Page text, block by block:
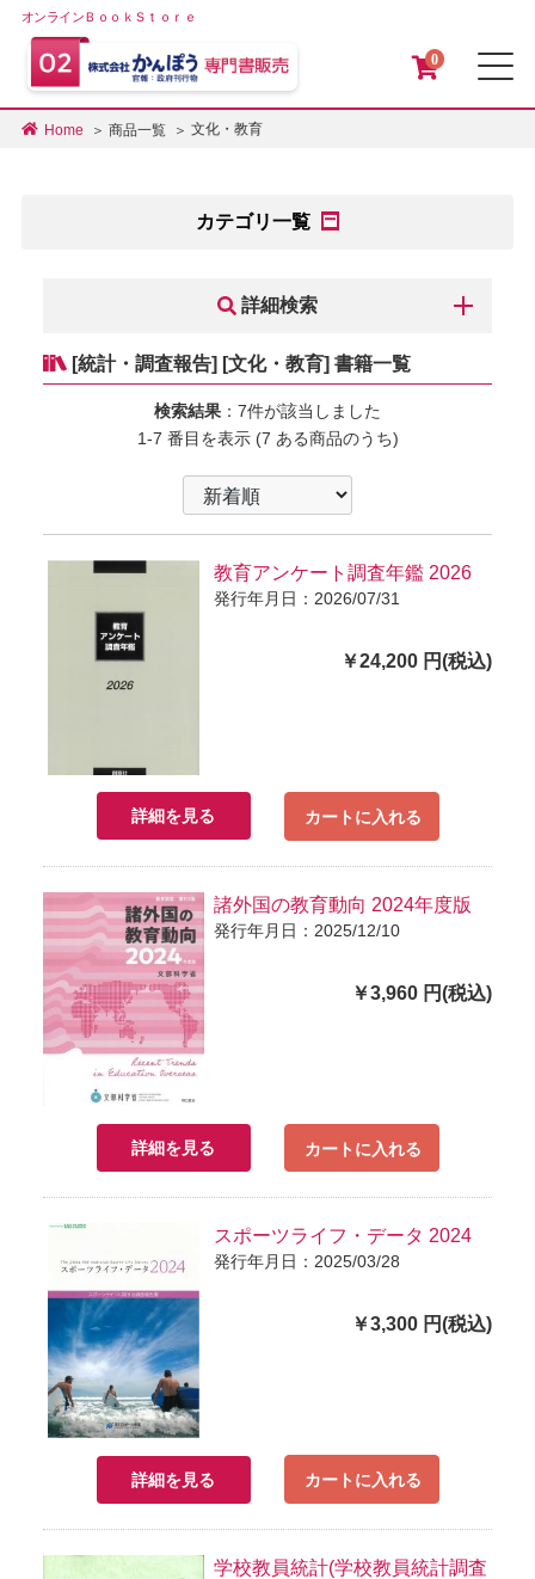
オンラインＢｏｏｋＳｔｏｒｅ
0
Home 商品一覧 文化・教育
カテゴリ一覧
詳細検索
[統計・調査報告] [文化・教育] 書籍一覧
検索結果 ：7件が該当しました
1-7 番目を表示 (7 ある商品のうち)
教育アンケート調査年鑑 2026
発行年月日：2026/07/31
￥24,200 円(税込)
詳細を見る カートに入れる
諸外国の教育動向 2024年度版
発行年月日：2025/12/10
￥3,960 円(税込)
詳細を見る カートに入れる
スポーツライフ・データ 2024
発行年月日：2025/03/28
￥3,300 円(税込)
詳細を見る カートに入れる
学校教員統計(学校教員統計調査